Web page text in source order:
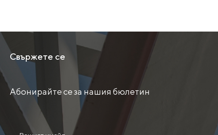
Свържете се
Абонирайте се за нашия бюлетин